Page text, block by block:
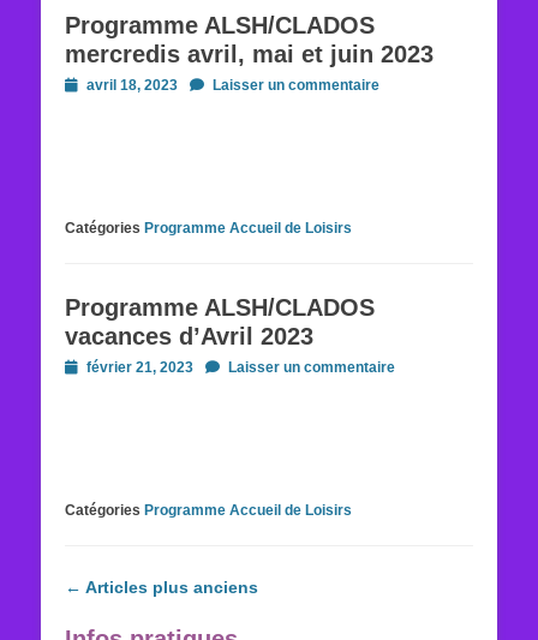
Programme ALSH/CLADOS
mercredis avril, mai et juin 2023
Postedavril 18, 2023 Laisser un commentaire
Catégories Programme Accueil de Loisirs
Programme ALSH/CLADOS
vacances d’Avril 2023
Postedfévrier 21, 2023 Laisser un commentaire
Catégories Programme Accueil de Loisirs
Navigation
← Articles plus anciens